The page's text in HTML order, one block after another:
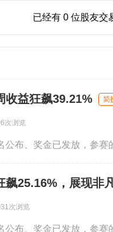
已经有 0 位股友交
收益狂飙39.21% 简
次浏览
25.16%，展现非
次浏览